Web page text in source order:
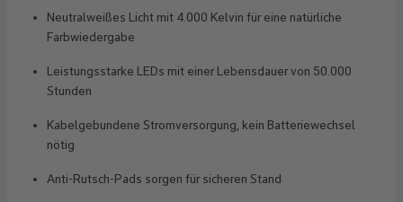
Neutralweißes Licht mit 4.000 Kelvin für eine natürliche
Farbwiedergabe
Leistungsstarke LEDs mit einer Lebensdauer von 50.000
Stunden
Kabelgebundene Stromversorgung, kein Batteriewechsel
nötig
Anti-Rutsch-Pads sorgen für sicheren Stand